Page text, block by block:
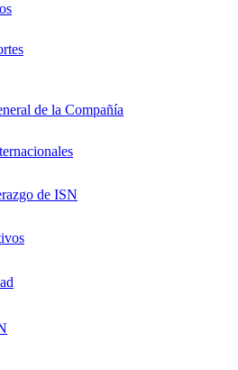
de la Compañía
de ISN